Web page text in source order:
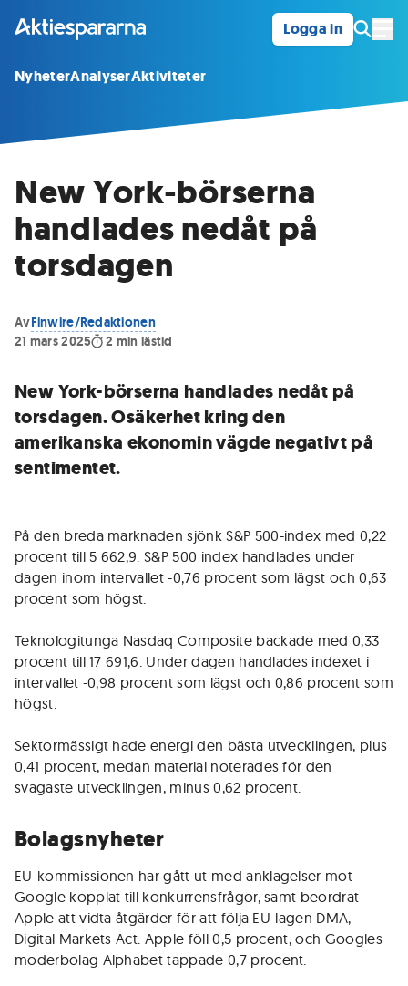
Logga in
NyheterAnalyserAktiviteter
New York-börserna
handlades nedåt på
torsdagen
AvFinwire/Redaktionen
21 mars 2025
2 min lästid
New York-börserna handlades nedåt på
torsdagen. Osäkerhet kring den
amerikanska ekonomin vägde negativt på
sentimentet.
På den breda marknaden sjönk S&P 500-index med 0,22
procent till 5 662,9. S&P 500 index handlades under
dagen inom intervallet -0,76 procent som lägst och 0,63
procent som högst.
Teknologitunga Nasdaq Composite backade med 0,33
procent till 17 691,6. Under dagen handlades indexet i
intervallet -0,98 procent som lägst och 0,86 procent som
högst.
Sektormässigt hade energi den bästa utvecklingen, plus
0,41 procent, medan material noterades för den
svagaste utvecklingen, minus 0,62 procent.
Bolagsnyheter
EU-kommissionen har gått ut med anklagelser mot
Google kopplat till konkurrensfrågor, samt beordrat
Apple att vidta åtgärder för att följa EU-lagen DMA,
Digital Markets Act. Apple föll 0,5 procent, och Googles
moderbolag Alphabet tappade 0,7 procent.